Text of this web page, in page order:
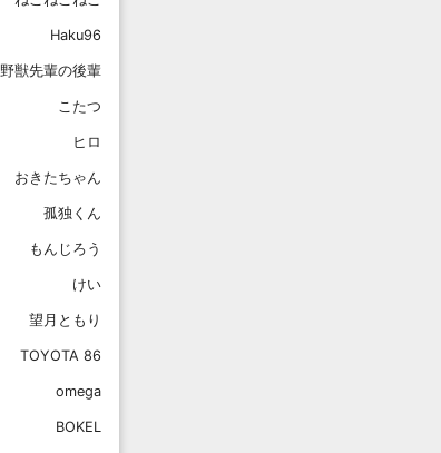
Haku96
野獣先輩の後輩
こたつ
ヒロ
おきたちゃん
孤独くん
もんじろう
けい
望月ともり
TOYOTA 86
omega
BOKEL